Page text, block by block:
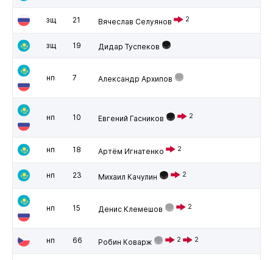
зщ 21 Вячеслав Селуянов 2
зщ 19 Дидар Туспеков
нп 7 Александр Архипов
нп 10 Евгений Гасников 2
нп 18 Артём Игнатенко 2
нп 23 Михаил Качулин 2
нп 15 Денис Клемешов 2
нп 66 Робин Коварж 2 2